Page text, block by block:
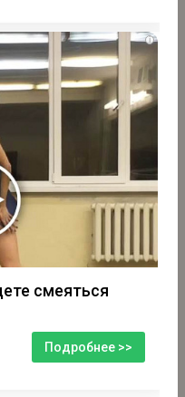
i
смеяться
Подробнее >>